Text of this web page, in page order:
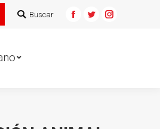
Buscar:Buscar
Facebook
TwitterInstagram